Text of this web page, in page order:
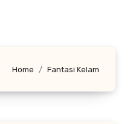
Home Fantasi Kelam